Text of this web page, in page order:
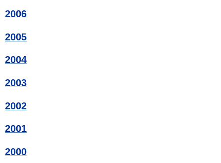
2006
2005
2004
2003
2002
2001
2000